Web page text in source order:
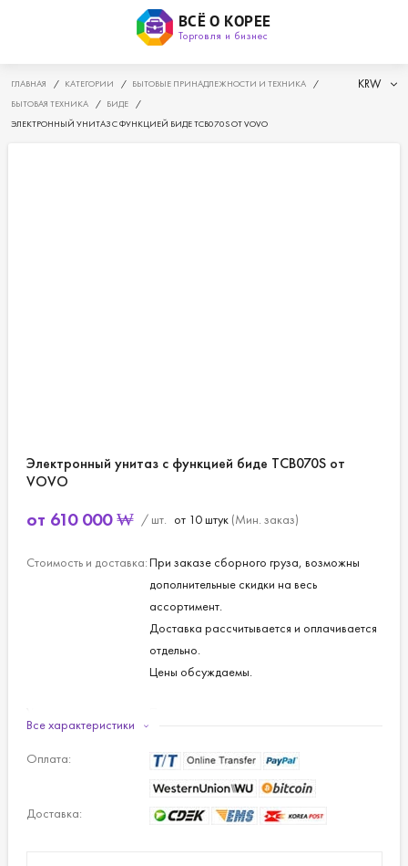
ВСЁ О КОРЕЕ
Торговля и бизнес
ГЛАВНАЯ / КАТЕГОРИИ / БЫТОВЫЕ ПРИНАДЛЕЖНОСТИ И ТЕХНИКА
/
БЫТОВАЯ ТЕХНИКА
/ БИДЕ
/
ЭЛЕКТРОННЫЙ УНИТАЗ С ФУНКЦИЕЙ БИДЕ TCB070S ОТ VOVO
KRW
Электронный унитаз с функцией биде TCB070S от
VOVO
от 610 000 ₩ / шт. от 10 штук (Мин. заказ)
Стоимость и доставка:При заказе сборного груза, возможны
дополнительные скидки на весь
ассортимент.
Доставка рассчитывается и оплачивается
отдельно.
Цены обсуждаемы.
Нагрев воды:
Накопительный бак предварительного
Подача воды:
40 секунд, последующий нагрев воды в
Все характеристики
Оплата:
Доставка: